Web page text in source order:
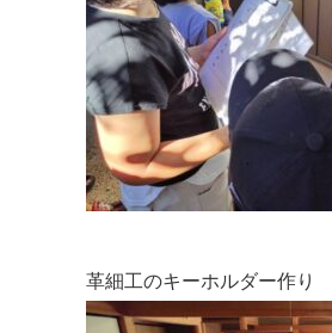
革細工のキーホルダー作り